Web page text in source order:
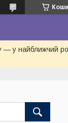
— у найближчий